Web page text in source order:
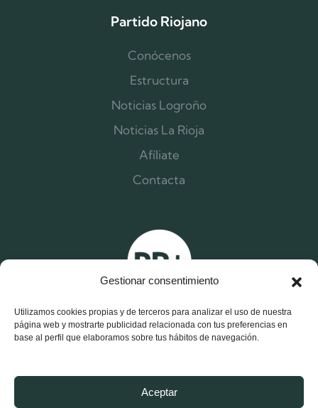
Gestionar consentimiento
Utilizamos cookies propias y de terceros para analizar el uso de nuestra
página web y mostrarte publicidad relacionada con tus preferencias en
base al perfil que elaboramos sobre tus hábitos de navegación.
Aceptar
Partido Riojano
Conócenos
Estructura
Noticias Logroño
Noticias La Rioja
Afíliate
Contacta
a